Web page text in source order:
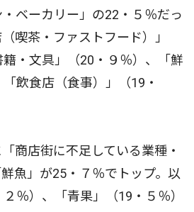
ベーカリー」の22・５％だっ
喫茶・ファストフード）」
籍・文具」（20・９％）、「鮮
飲食店（食事）」（19・
商店街に不足している業種・
魚」が25・７％でトップ。以
％）、「青果」（19・５％）